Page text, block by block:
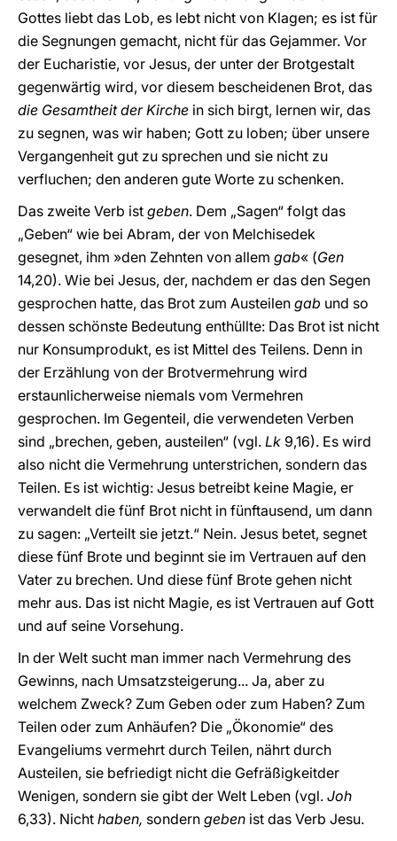
Gottes liebt das Lob, es lebt nicht von Klagen; es ist für
die Segnungen gemacht, nicht für das Gejammer. Vor
der Eucharistie, vor Jesus, der unter der Brotgestalt
gegenwärtig wird, vor diesem bescheidenen Brot, das
die Gesamtheit der Kirche in sich birgt, lernen wir, das
zu segnen, was wir haben; Gott zu loben; über unsere
Vergangenheit gut zu sprechen und sie nicht zu
verfluchen; den anderen gute Worte zu schenken.
Das zweite Verb ist geben. Dem „Sagen“ folgt das
„Geben“ wie bei Abram, der von Melchisedek
gesegnet, ihm »den Zehnten von allem gab« (Gen
14,20). Wie bei Jesus, der, nachdem er das den Segen
gesprochen hatte, das Brot zum Austeilen gab und so
dessen schönste Bedeutung enthüllte: Das Brot ist nicht
nur Konsumprodukt, es ist Mittel des Teilens. Denn in
der Erzählung von der Brotvermehrung wird
erstaunlicherweise niemals vom Vermehren
gesprochen. Im Gegenteil, die verwendeten Verben
sind „brechen, geben, austeilen“ (vgl. Lk 9,16). Es wird
also nicht die Vermehrung unterstrichen, sondern das
Teilen. Es ist wichtig: Jesus betreibt keine Magie, er
verwandelt die fünf Brot nicht in fünftausend, um dann
zu sagen: „Verteilt sie jetzt.“ Nein. Jesus betet, segnet
diese fünf Brote und beginnt sie im Vertrauen auf den
Vater zu brechen. Und diese fünf Brote gehen nicht
mehr aus. Das ist nicht Magie, es ist Vertrauen auf Gott
und auf seine Vorsehung.
In der Welt sucht man immer nach Vermehrung des
Gewinns, nach Umsatzsteigerung... Ja, aber zu
welchem Zweck? Zum Geben oder zum Haben? Zum
Teilen oder zum Anhäufen? Die „Ökonomie“ des
Evangeliums vermehrt durch Teilen, nährt durch
Austeilen, sie befriedigt nicht die Gefräßigkeitder
Wenigen, sondern sie gibt der Welt Leben (vgl. Joh
6,33). Nicht haben, sondern geben ist das Verb Jesu.